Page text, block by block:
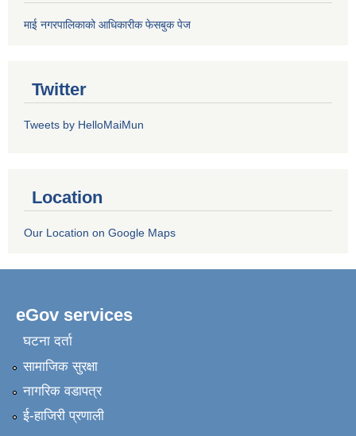
माई नगरपालिकाको आधिकारीक फेसबुक पेज
Twitter
Tweets by HelloMaiMun
Location
Our Location on Google Maps
eGov services
घटना दर्ता
सामाजिक सुरक्षा
नागरिक वडापत्र
ई-हाजिरी प्रणाली